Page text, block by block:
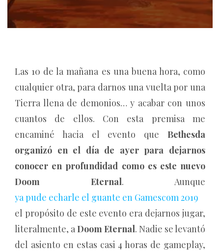
Las 10 de la mañana es una buena hora, como
cualquier otra, para darnos una vuelta por una
Tierra llena de demonios… y acabar con unos
cuantos de ellos. Con esta premisa me
encaminé hacia el evento que Bethesda
organizó en el día de ayer para dejarnos
conocer en profundidad como es este nuevo
Doom Eternal. Aunque
ya pude echarle el guante en Gamescom 2019
el propósito de este evento era dejarnos jugar,
literalmente, aDoom Eternal. Nadie se levantó
del asiento en estas casi 4 horas de gameplay,